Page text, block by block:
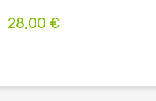
28,00 €